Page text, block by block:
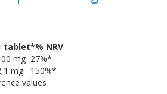
tablet*% NRV
mg 27%*
mg
150%*
values